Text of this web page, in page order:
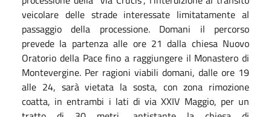
veicolare delle strade interessate limitatamente al
passaggio della processione. Domani il percorso
prevede la partenza alle ore 21 dalla chiesa Nuovo
Oratorio della Pace fino a raggiungere il Monastero di
Montevergine. Per ragioni viabili domani, dalle ore 19
alle 24, sarà vietata la sosta, con zona rimozione
coatta, in entrambi i lati di via XXIV Maggio, per un